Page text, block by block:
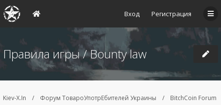
Вход Регистрация
Правила игры / Bounty law
Kiev-X.In Форум ТовароУпотрЕбителей Украины
BitchCoin Forum